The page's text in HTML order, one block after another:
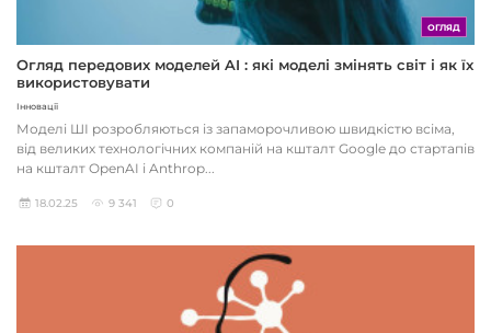
ОГЛЯД
Огляд передових моделей AI : які моделі змінять світ і як їх
використовувати
Інновації
Моделі ШІ розробляються із запаморочливою швидкістю всіма,
від великих технологічних компаній на кшталт Google до стартапів
на кшталт OpenAI і Anthrop...
18.02.25 9 341 0